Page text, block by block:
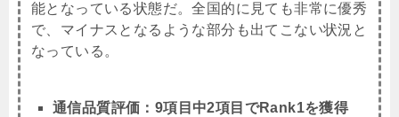
能となっている状態だ。全国的に見ても非常に優秀
で、マイナスとなるような部分も出てこない状況と
なっている。
通信品質評価：9項目中2項目でRank1を獲得